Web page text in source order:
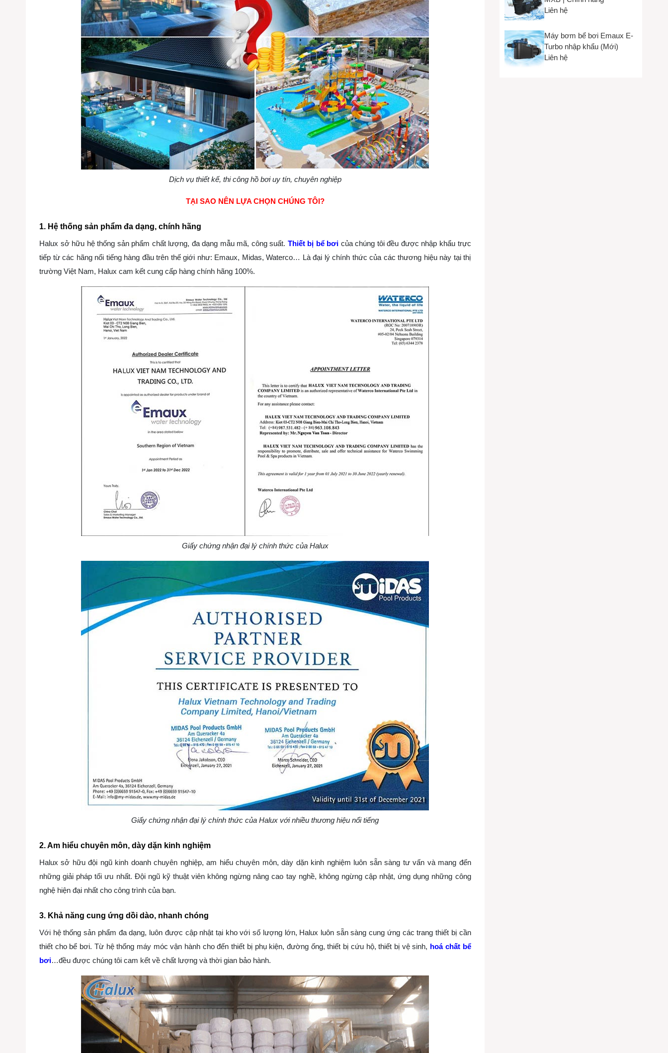
Dịch vụ thiết kế, thi công hồ bơi uy tín, chuyên nghiệp
TẠI SAO NÊN LỰA CHỌN CHÚNG TÔI?
1. Hệ thống sản phẩm đa dạng, chính hãng
Halux sở hữu hệ thống sản phẩm chất lượng, đa dạng mẫu mã, công suất. Thiết bị bể bơi của chúng tôi đều được nhập khẩu trực
tiếp từ các hãng nổi tiếng hàng đầu trên thế giới như: Emaux, Midas, Waterco… Là đại lý chính thức của các thương hiệu này tại thị
trường Việt Nam, Halux cam kết cung cấp hàng chính hãng 100%.
Giấy chứng nhận đại lý chính thức của Halux
Giấy chứng nhận đại lý chính thức của Halux với nhiều thương hiệu nổi tiếng
2. Am hiểu chuyên môn, dày dặn kinh nghiệm
Halux sở hữu đội ngũ kinh doanh chuyên nghiệp, am hiểu chuyên môn, dày dặn kinh nghiệm luôn sẵn sàng tư vấn và mang đến
những giải pháp tối ưu nhất. Đội ngũ kỹ thuật viên không ngừng nâng cao tay nghề, không ngừng cập nhật, ứng dụng những công
nghệ hiện đại nhất cho công trình của bạn.
3. Khả năng cung ứng dồi dào, nhanh chóng
Với hệ thống sản phẩm đa dạng, luôn được cập nhật tại kho với số lượng lớn, Halux luôn sẵn sàng cung ứng các trang thiết bị cần
thiết cho bể bơi. Từ hệ thống máy móc vận hành cho đến thiết bị phụ kiện, đường ống, thiết bị cứu hộ, thiết bị vệ sinh, hoá chất bể
bơi…đều được chúng tôi cam kết về chất lượng và thời gian bảo hành.
Liên hệ
Máy bơm bể bơi Emaux E-
Turbo nhập khẩu (Mới)
Liên hệ